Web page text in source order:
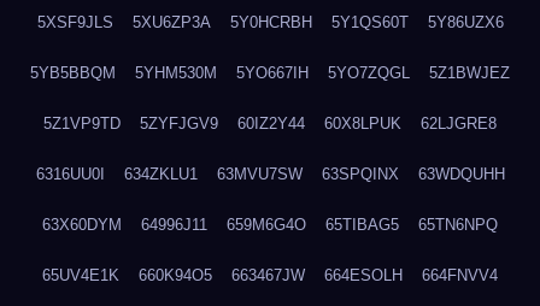
5XSF9JLS 5XU6ZP3A 5Y0HCRBH 5Y1QS60T 5Y86UZX6
5YB5BBQM 5YHM530M 5YO667IH 5YO7ZQGL 5Z1BWJEZ
5Z1VP9TD 5ZYFJGV9 60IZ2Y44 60X8LPUK 62LJGRE8
6316UU0I 634ZKLU1 63MVU7SW 63SPQINX 63WDQUHH
63X60DYM 64996J11 659M6G4O 65TIBAG5 65TN6NPQ
65UV4E1K 660K94O5 663467JW 664ESOLH 664FNVV4